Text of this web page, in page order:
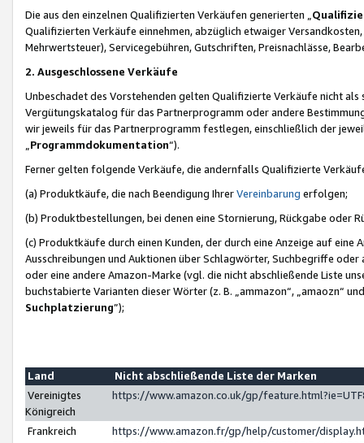
Die aus den einzelnen Qualifizierten Verkäufen generierten „
Qualifizierten Verkäufe einnehmen, abzüglich etwaiger
Mehrwertsteuer), Servicegebühren, Gutschriften, Preisnachlässe,
2. Ausgeschlossene Verkäufe
Unbeschadet des Vorstehenden gelten Qualifizierte Verkäufe nicht
Vergütungskatalog für das Partnerprogramm oder andere
wir jeweils für das Partnerprogramm festlegen, einschließlich der
Programmdokumentation“).
Ferner gelten folgende Verkäufe, die andernfalls Qualifizierte
(a) Produktkäufe, die nach Beendigung IhrerVereinbarung erfolgen;
(b) Produktbestellungen, bei denen eine Stornierung, Rückgabe oder
(c) Produktkäufe durch einen Kunden, der durch eine Anzeige auf
Ausschreibungen und Auktionen über Schlagwörter, Suchbegriffe
oder eine andere Amazon-Marke (vgl. die nicht abschließende Liste
buchstabierte Varianten dieser Wörter (z. B. „ammazon“, „amaozn“
Suchplatzierung”);
Land
Nicht abschließende Liste der Marken
Vereinigtes
Königreich
https://www.amazon.co.uk/gp/
Frankreich
https://www.amazon.fr/gp/help/customer/